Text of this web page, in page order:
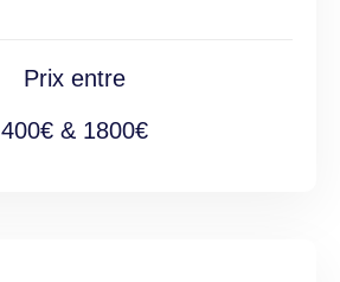
Prix entre
400€ & 1800€